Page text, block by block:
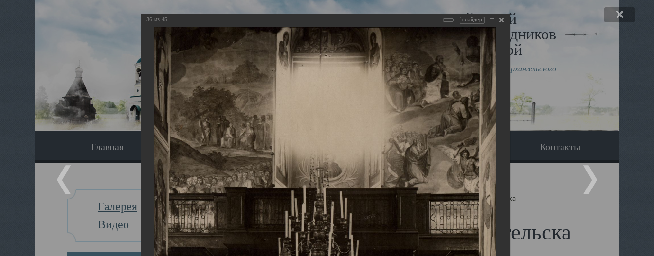
Виртуальный музей
Новомучеников и исповедников
Земли Архангельской
Сайт создан по благословлению митрополита Архангельского
и Холмогорского Даниила
Главная Экскурсия Наследники Галерея Вопрос-ответ Контакты
Галерея
Видео
Главная Галерея Храмы-мученики Архангельска Свято-Троицкий собор Архангельска
Свято-Троицкий собор Архангельска
36 из 45 слайдер